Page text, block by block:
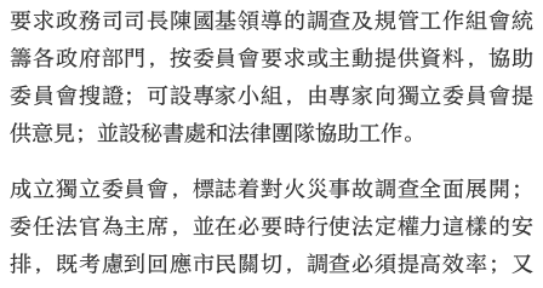
要求政務司司長陳國基領導的調查及規管工作組會統
籌各政府部門，按委員會要求或主動提供資料，協助
委員會搜證；可設專家小組，由專家向獨立委員會提
供意見；並設秘書處和法律團隊協助工作。
成立獨立委員會，標誌着對火災事故調查全面展開；
委任法官為主席，並在必要時行使法定權力這樣的安
排，既考慮到回應市民關切，調查必須提高效率；又